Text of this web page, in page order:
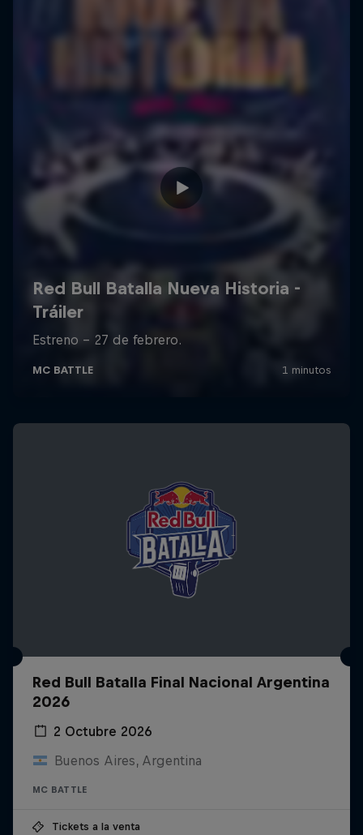
Red Bull Batalla Final Nacional Argentina
2026
2 Octubre 2026
Buenos Aires, Argentina
MC BATTLE
Tickets a la venta